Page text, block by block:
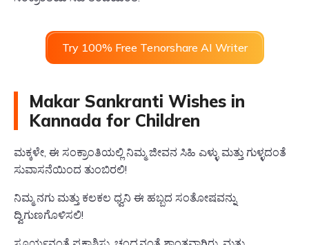
Try 100% Free Tenorshare AI Writer
Makar Sankranti Wishes in
Kannada for Children
ಮಕ್ಕಳೇ, ಈ ಸಂಕ್ರಾಂತಿಯಲ್ಲಿ ನಿಮ್ಮ ಜೀವನ ಸಿಹಿ ಎಳ್ಳು ಮತ್ತು ಗುಳ್ಳದಂತೆ
ಸುವಾಸನೆಯಿಂದ ತುಂಬಿರಲಿ!
ನಿಮ್ಮ ನಗು ಮತ್ತು ಕಲಕಲ ಧ್ವನಿ ಈ ಹಬ್ಬದ ಸಂತೋಷವನ್ನು
ದ್ವಿಗುಣಗೊಳಿಸಲಿ!